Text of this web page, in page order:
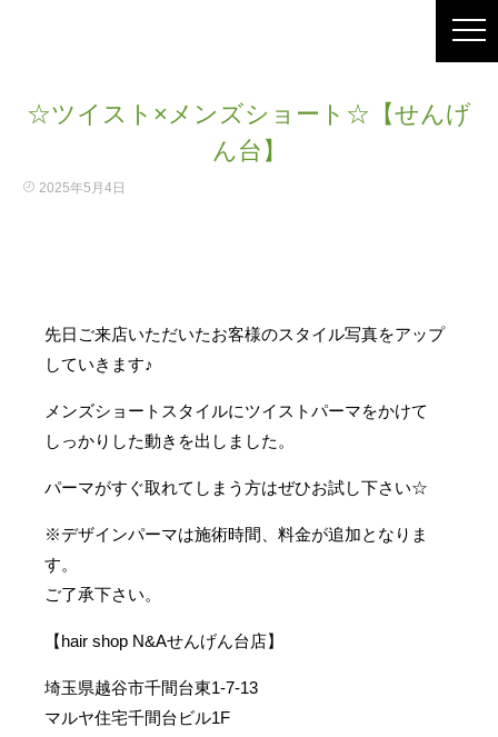
☆ツイスト×メンズショート☆【せんげ
ん台】
2025年5月4日
先日ご来店いただいたお客様のスタイル写真をアップ
していきます♪
メンズショートスタイルにツイストパーマをかけて
しっかりした動きを出しました。
パーマがすぐ取れてしまう方はぜひお試し下さい☆
※デザインパーマは施術時間、料金が追加となりま
す。
ご了承下さい。
【hair shop N&Aせんげん台店】
埼玉県越谷市千間台東1-7-13
マルヤ住宅千間台ビル1F